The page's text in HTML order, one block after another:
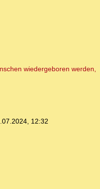
wiedergeboren werden,
12:32